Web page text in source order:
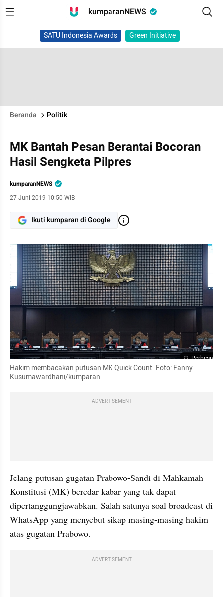
kumparanNEWS
SATU Indonesia Awards Green Initiative
Beranda Politik
MK Bantah Pesan Berantai Bocoran
Hasil Sengketa Pilpres
kumparanNEWS
27 Juni 2019 10:50 WIB
Ikuti kumparan di Google
Perbesar
Hakim membacakan putusan MK Quick Count. Foto: Fanny
Kusumawardhani/kumparan
ADVERTISEMENT
Jelang putusan gugatan Prabowo-Sandi di Mahkamah
Konstitusi (MK) beredar kabar yang tak dapat
dipertanggungjawabkan. Salah satunya soal broadcast di
WhatsApp yang menyebut sikap masing-masing hakim
atas gugatan Prabowo.
ADVERTISEMENT